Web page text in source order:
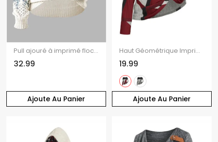
Ajoute Au Panier
Pull ajouré à imprimé flocon de neige et sapin de Noël
32.99
Ajoute Au Panier
Haut Géométrique Imprimé à Demi-Bouton en Blocs de Couleurs à Manches Longues
19.99